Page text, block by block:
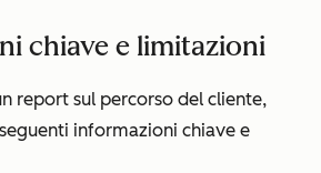
chiave e limitazioni
report sul percorso del cliente,
informazioni chiave e